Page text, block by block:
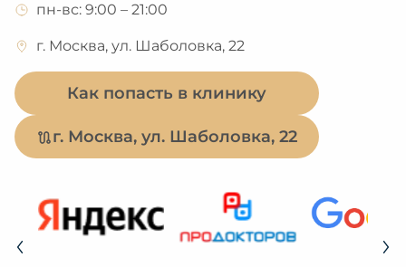
пн-вс: 9:00 – 21:00
г. Москва, ул. Шаболовка, 22
Как попасть в клинику
г. Москва, ул. Шаболовка, 22